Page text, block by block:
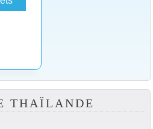
THAÏLANDE